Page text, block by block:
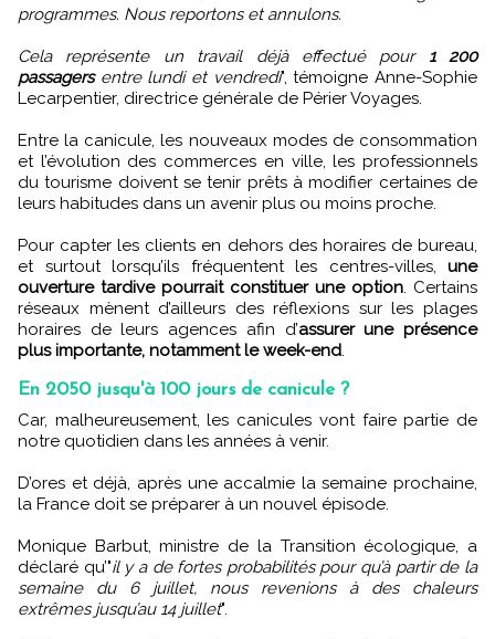
programmes. Nous reportons et annulons.
Cela représente un travail déjà effectué pour 1 200
passagersentre lundi et vendredi", témoigne Anne-Sophie
Lecarpentier, directrice générale de Périer Voyages.
Entre la canicule, les nouveaux modes de consommation
et l’évolution des commerces en ville, les professionnels
du tourisme doivent se tenir prêts à modifier certaines de
leurs habitudes dans un avenir plus ou moins proche.
Pour capter les clients en dehors des horaires de bureau,
et surtout lorsqu’ils fréquentent les centres-villes, une
ouverture tardive pourrait constituer une option. Certains
réseaux mènent d’ailleurs des réflexions sur les plages
horaires de leurs agences afin d’assurer une présence
plus importante, notamment le week-end.
En 2050 jusqu'à 100 jours de canicule ?
Car, malheureusement, les canicules vont faire partie de
notre quotidien dans les années à venir.
D’ores et déjà, après une accalmie la semaine prochaine,
la France doit se préparer à un nouvel épisode.
Monique Barbut, ministre de la Transition écologique, a
déclaré qu’"il y a de fortes probabilités pour qu’à partir de la
semaine du 6 juillet, nous revenions à des chaleurs
extrêmes jusqu’au 14 juillet".